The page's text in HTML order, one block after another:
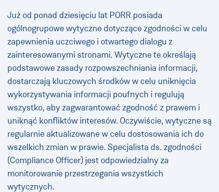
Już od ponad dziesięciu lat PORR posiada
ogólnogrupowe wytyczne dotyczące zgodności w celu
zapewnienia uczciwego i otwartego dialogu z
zainteresowanymi stronami. Wytyczne te określają
podstawowe zasady rozpowszechniania informacji,
dostarczają kluczowych środków w celu uniknięcia
wykorzystywania informacji poufnych i regulują
wszystko, aby zagwarantować zgodność z prawem i
uniknąć konfliktów interesów. Oczywiście, wytyczne są
regularnie aktualizowane w celu dostosowania ich do
wszelkich zmian w prawie. Specjalista ds. zgodności
(Compliance Officer) jest odpowiedzialny za
monitorowanie przestrzegania wszystkich
wytycznych.